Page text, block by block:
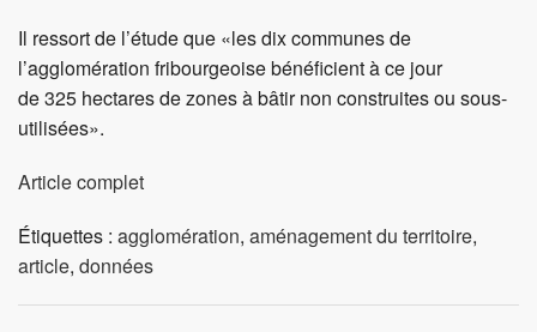
Il ressort de l’étude que «les dix communes de
l’agglomération fribourgeoise bénéficient à ce jour
de 325 hectares de zones à bâtir non construites ou sous-
utilisées».
Article complet
Étiquettes : agglomération, aménagement du territoire,
article, données